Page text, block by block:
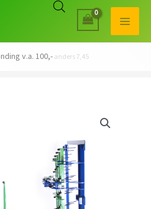
Veilig betalen met iDEAL